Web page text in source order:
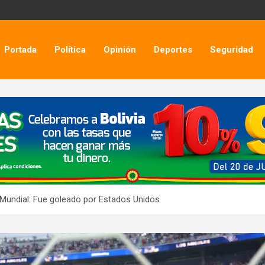
Portada Política Opinión Deportes Seguridad
Fue goleado por Estados Unidos